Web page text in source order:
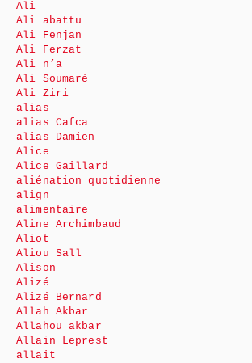
Ali
Ali abattu
Ali Fenjan
Ali Ferzat
Ali n’a
Ali Soumaré
Ali Ziri
alias
alias Cafca
alias Damien
Alice
Alice Gaillard
aliénation quotidienne
align
alimentaire
Aline Archimbaud
Aliot
Aliou Sall
Alison
Alizé
Alizé Bernard
Allah Akbar
Allahou akbar
Allain Leprest
allait